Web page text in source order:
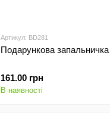
Артикул: BD281
Подарункова
161.00 грн
В наявності